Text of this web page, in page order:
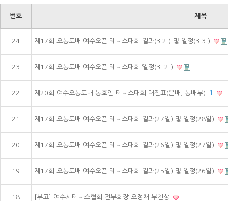
번호 제목
24 제17회 오동도배 여수오픈 테니스대회 결과(3.2.) 및 일정(3.3.)
23 제17회 오동도배 여수오픈 테니스대회 일정(3. 2.)
22 제20회 여수오동도배 동호인 테니스대회 대진표(은배, 동배부) 1
21 제17회 오동도배 여수오픈 테니스대회 결과(27일) 및 일정(28일)
20 제17회 오동도배 여수오픈 테니스대회 결과(26일) 및 일정(27일)
19 제17회 오동도배 여수오픈 테니스대회 결과(25일) 및 일정(26일)
18 [부고] 여수시테니스협회 전부회장 오정채 부친상